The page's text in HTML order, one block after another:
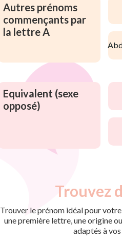
Autres prénoms
commençants par
la lettre A
Equivalent (sexe
opposé)
Trouvez
Trouver le prénom idéal pour
une première lettre, une origine
adaptés à